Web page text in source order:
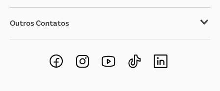
Outros Contatos
Negócios Imobiliários
Novos Fornecedores